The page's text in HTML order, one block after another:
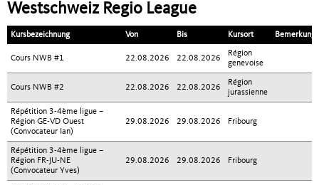
Westschweiz Regio League
Kursbezeichnung Von Bis Kursort Bemerkung
Cours NWB #1 22.08.2026 22.08.2026
Région
genevoise
Cours NWB #2 22.08.2026 22.08.2026
Région
jurassienne
Répétition 3-4ème ligue –
Région GE-VD Ouest
(Convocateur Ian)
29.08.2026 29.08.2026 Fribourg
Répétition 3-4ème ligue –
Région FR-JU-NE
(Convocateur Yves)
29.08.2026 29.08.2026 Fribourg